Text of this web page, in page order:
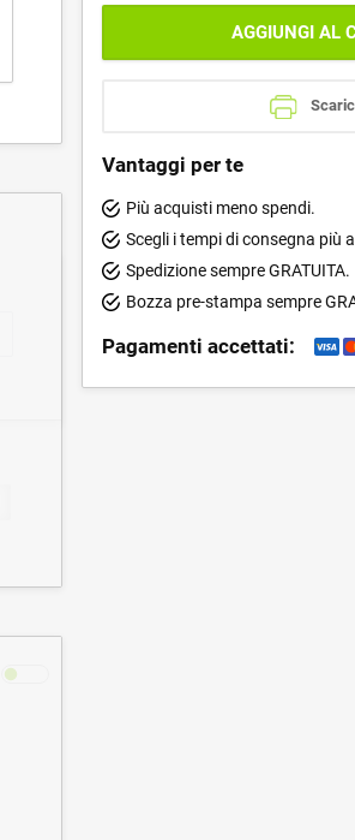
AGGIUNGI AL
Vantaggi per te
Più acquisti meno spendi.
Scegli i tempi di consegna più
Spedizione sempre GRATUITA.
Bozza pre-stampa sempre
Pagamenti accettati: